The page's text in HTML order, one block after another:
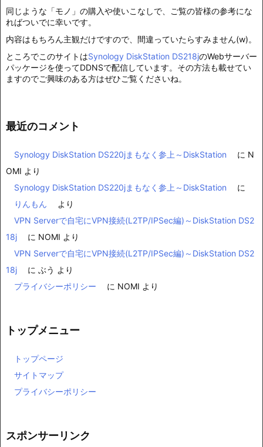
同じような「モノ」の購入や使いこなしで、ご覧の皆様の参考にな
ればついでに幸いです。
内容はもちろん主観だけですので、間違っていたらすみません(w)。
ところでこのサイトはSynology DiskStation DS218jのWebサーバー
パッケージを使ってDDNSで配信しています。その方法も載せてい
ますのでご興味のある方はぜひご覧くださいね。
最近のコメント
Synology DiskStation DS220jまもなく参上～DiskStation に N
OMI より
Synology DiskStation DS220jまもなく参上～DiskStation
に
りんもん
より
VPN Serverで自宅にVPN接続(L2TP/IPSec編)～DiskStation DS2
18j
に NOMI より
VPN Serverで自宅にVPN接続(L2TP/IPSec編)～DiskStation DS2
18j
に ぶう より
プライバシーポリシー
に NOMI より
トップメニュー
トップページ
サイトマップ
プライバシーポリシー
スポンサーリンク